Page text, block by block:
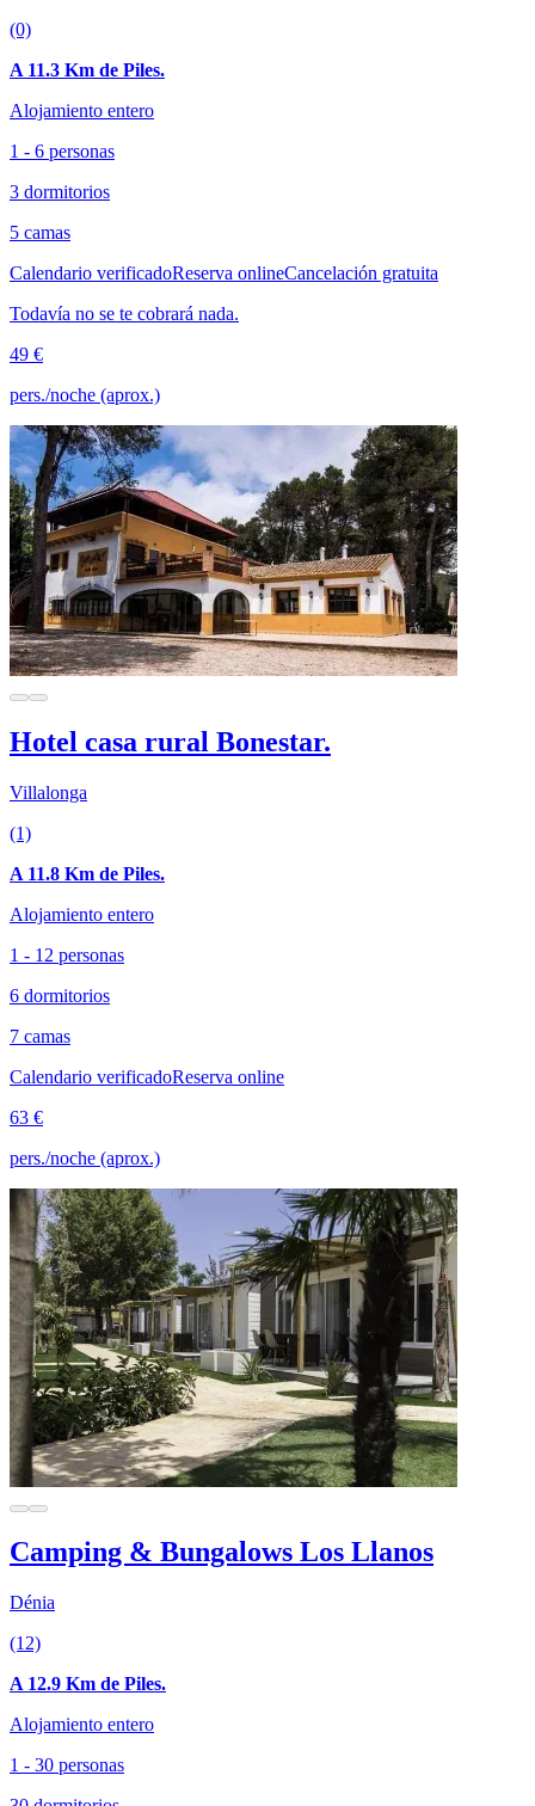
(0)
A 11.3 Km de Piles.
Alojamiento entero
1 - 6 personas
3 dormitorios
5 camas
Calendario verificadoReserva onlineCancelación gratuita
Todavía no se te cobrará nada.
49 €
pers./noche (aprox.)
Hotel casa rural Bonestar.
Villalonga
(1)
A 11.8 Km de Piles.
Alojamiento entero
1 - 12 personas
6 dormitorios
7 camas
Calendario verificadoReserva online
63 €
pers./noche (aprox.)
Camping & Bungalows Los Llanos
Dénia
(12)
A 12.9 Km de Piles.
Alojamiento entero
1 - 30 personas